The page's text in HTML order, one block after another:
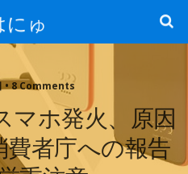
にゅ
• 8 Comments
マホ発火、原因
者庁への報告